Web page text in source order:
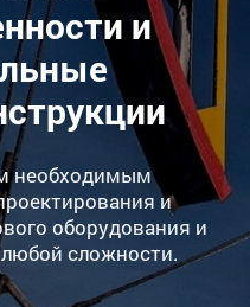
и
необходимым
и
оборудования и
сложности.